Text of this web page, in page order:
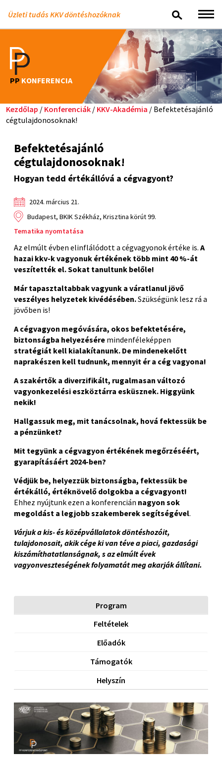
Üzleti tudás KKV döntéshozóknak
PP KONFERENCIA
Kezdőlap / Konferenciák / KKV-Akadémia / Befektetésajánló
cégtulajdonosoknak!
Befektetésajánló
cégtulajdonosoknak!
Hogyan tedd értékállóvá a cégvagyont?
2024. március 21.
Budapest, BKIK Székház, Krisztina körút 99.
Tematika nyomtatása
Az elmúlt évben elinflálódott a cégvagyonok értéke is. A
hazai kkv-k vagyonuk értékének több mint 40 %-át
veszítették el. Sokat tanultunk belőle!
Már tapasztaltabbak vagyunk a váratlanul jövő
veszélyes helyzetek kivédésében.Szükségünk lesz rá a
jövőben is!
A cégvagyon megóvására, okos befektetésére,
biztonságba helyezésére mindenféleképpen
stratégiát kell kialakítanunk. De mindenekelőtt
naprakészen kell tudnunk, mennyit ér a cég vagyona!
A szakértők a diverzifikált, rugalmasan változó
vagyonkezelési eszköztárra esküsznek. Higgyünk
nekik!
Hallgassuk meg, mit tanácsolnak, hová fektessük be
a pénzünket?
Mit tegyünk a cégvagyon értékének megőrzéséért,
gyarapításáért 2024-ben?
Védjük be, helyezzük biztonságba, fektessük be
értékálló, értéknövelő dolgokba a cégvagyont!
Ehhez nyújtunk ezen a konferencián nagyon sok
megoldást a legjobb szakemberek segítségével.
Várjuk a kis- és középvállalatok döntéshozóit,
tulajdonosait, akik cége ki van téve a piaci, gazdasági
kiszámíthatatlanságnak, s az elmúlt évek
vagyonveszteségének folyamatát meg akarják állítani.
Program
Feltételek
Előadók
Támogatók
Helyszín